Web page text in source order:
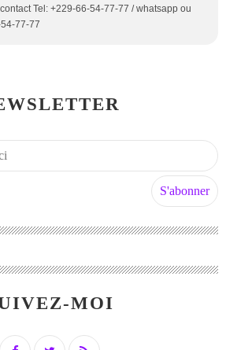
Tel: +229-66-54-77-77 / whatsapp ou
77-77
MOI